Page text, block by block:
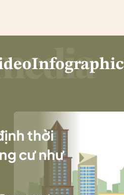
Infographic
thời
cư như